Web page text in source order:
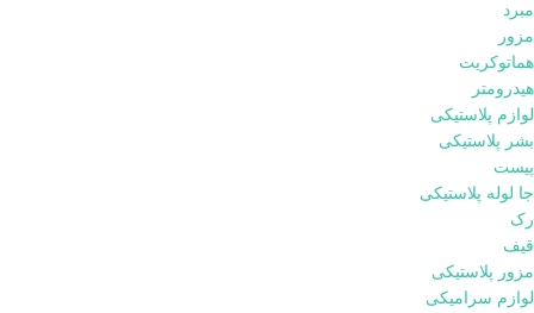
مبرد
مزور
هماتوکریت
هیدرومتر
لوازم پلاستیکی
بشر پلاستیکی
پیست
جا لوله پلاستیکی
رک
قیف
مزور پلاستیکی
لوازم سرامیکی